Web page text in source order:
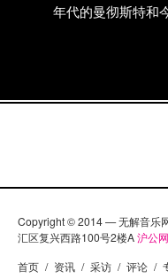
年代的曼彻斯特和
Copyright © 2014 — 无解音乐
汇区复兴西路100号2楼A沪公
首页 / 资讯 / 采访 / 评论 /